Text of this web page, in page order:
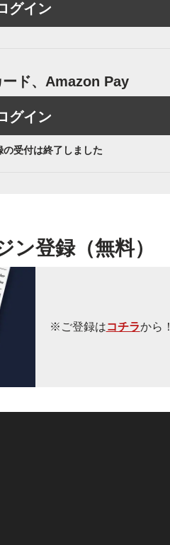
グイン
ード、Amazon Pay
グイン
の受付は終了しました
ン登録（無料）
※ご登録はコチラから！